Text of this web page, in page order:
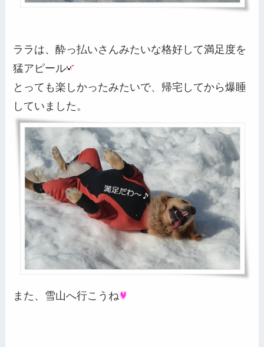
ララは、酔っ払いさんみたいな格好して満足度を
猛アピール
とっても楽しかったみたいで、帰宅してから爆睡
していました。
また、雪山へ行こうね